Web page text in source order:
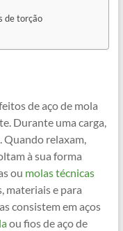
de torção
de aço de mola
Durante uma carga,
Quando relaxam,
à sua forma
ou molas técnicas
materiais e para
consistem em aços
ou fios de aço de